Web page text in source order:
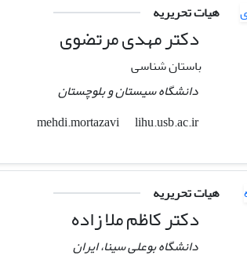
هیات تحریریه
دکتر مهدی مرتضوی
باستان شناسی
دانشگاه سیستان و بلوچستان
mehdi.mortazavi
lihu.usb.ac.ir
هیات تحریریه
دکتر کاظم ملا زاده
دانشگاه بوعلی سینا، ایران